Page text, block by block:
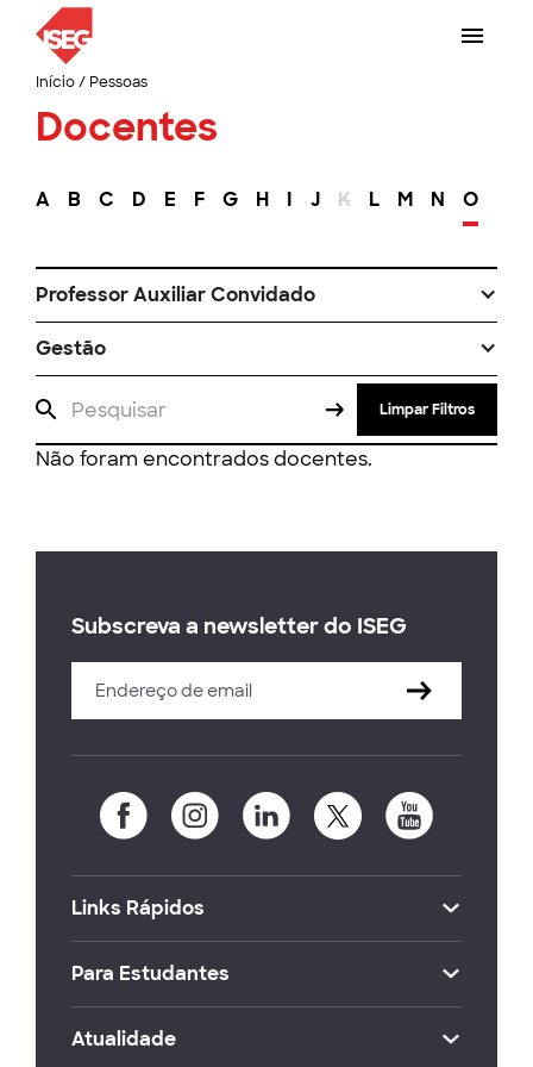
Início/ Pessoas
Docentes
A B C D E F G H I J K L M N O
Professor Auxiliar Convidado
Gestão
Limpar Filtros
Não foram encontrados docentes.
Subscreva a newsletter do ISEG
Links Rápidos
Para Estudantes
Atualidade